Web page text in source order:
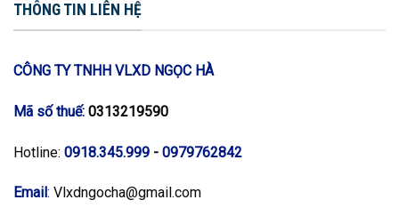
THÔNG TIN LIÊN HỆ
CÔNG TY TNHH VLXD NGỌC HÀ
Mã số thuế: 0313219590
Hotline: 0918.345.999 - 0979762842
Email : Vlxdngocha@gmail.com